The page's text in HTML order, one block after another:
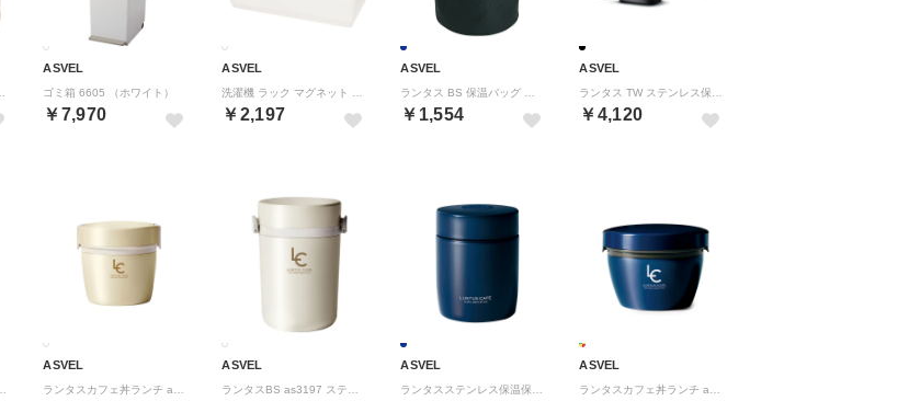
ASVEL
ゴミ箱 6605 （ホワイト）
￥7,970
ASVEL
￥2,197
ASVEL
￥1,554
ASVEL
￥4,120
ASVEL ASVEL ASVEL ASVEL